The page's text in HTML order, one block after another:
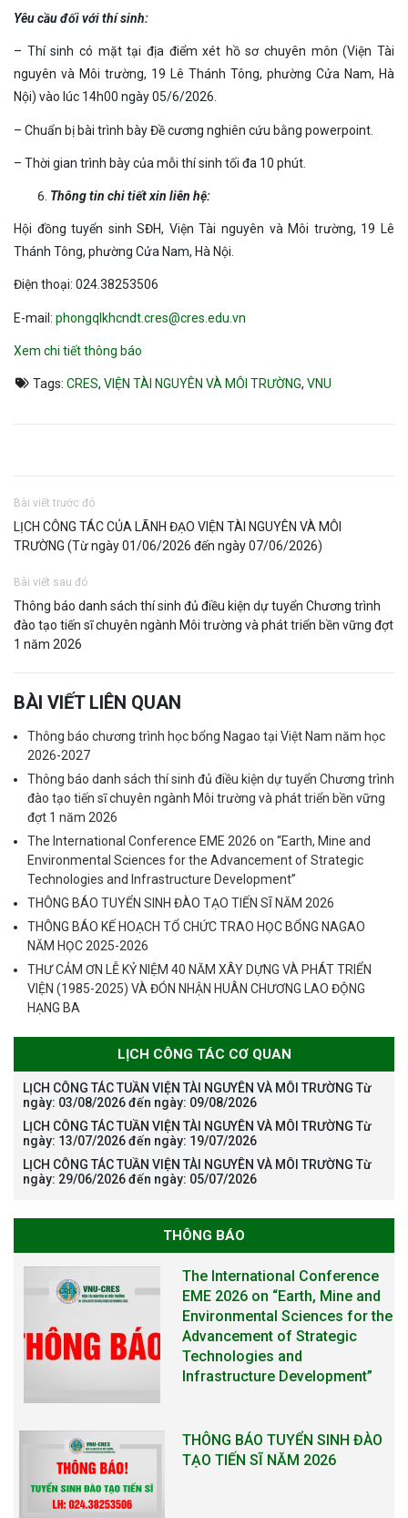
Yêu cầu đối với thí sinh:
– Thí sinh có mặt tại địa điểm xét hồ sơ chuyên môn (Viện Tài
nguyên và Môi trường, 19 Lê Thánh Tông, phường Cửa Nam, Hà
Nội) vào lúc 14h00 ngày 05/6/2026.
– Chuẩn bị bài trình bày Đề cương nghiên cứu bằng powerpoint.
– Thời gian trình bày của mỗi thí sinh tối đa 10 phút.
Thông tin chi tiết xin liên hệ:
Hội đồng tuyển sinh SĐH, Viện Tài nguyên và Môi trường, 19 Lê
Thánh Tông, phường Cửa Nam, Hà Nội.
Điện thoại: 024.38253506
E-mail: phongqlkhcndt.cres@cres.edu.vn
Xem chi tiết thông báo
Tags: CRES, VIỆN TÀI NGUYÊN VÀ MÔI TRƯỜNG, VNU
Bài viết trước đó
LỊCH CÔNG TÁC CỦA LÃNH ĐẠO VIỆN TÀI NGUYÊN VÀ MÔI
TRƯỜNG (Từ ngày 01/06/2026 đến ngày 07/06/2026)
Bài viết sau đó
Thông báo danh sách thí sinh đủ điều kiện dự tuyển Chương trình
đào tạo tiến sĩ chuyên ngành Môi trường và phát triển bền vững đợt
1 năm 2026
BÀI VIẾT LIÊN QUAN
Thông báo chương trình học bổng Nagao tại Việt Nam năm học
2026-2027
Thông báo danh sách thí sinh đủ điều kiện dự tuyển Chương trình
đào tạo tiến sĩ chuyên ngành Môi trường và phát triển bền vững
đợt 1 năm 2026
The International Conference EME 2026 on “Earth, Mine and
Environmental Sciences for the Advancement of Strategic
Technologies and Infrastructure Development”
THÔNG BÁO TUYỂN SINH ĐÀO TẠO TIẾN SĨ NĂM 2026
THÔNG BÁO KẾ HOẠCH TỔ CHỨC TRAO HỌC BỔNG NAGAO
NĂM HỌC 2025-2026
THƯ CẢM ƠN LỄ KỶ NIỆM 40 NĂM XÂY DỰNG VÀ PHÁT TRIỂN
VIỆN (1985-2025) VÀ ĐÓN NHẬN HUÂN CHƯƠNG LAO ĐỘNG
HẠNG BA
LỊCH CÔNG TÁC CƠ QUAN
LỊCH CÔNG TÁC TUẦN VIỆN TÀI NGUYÊN VÀ MÔI TRƯỜNG Từ
ngày: 03/08/2026 đến ngày: 09/08/2026
LỊCH CÔNG TÁC TUẦN VIỆN TÀI NGUYÊN VÀ MÔI TRƯỜNG Từ
ngày: 13/07/2026 đến ngày: 19/07/2026
LỊCH CÔNG TÁC TUẦN VIỆN TÀI NGUYÊN VÀ MÔI TRƯỜNG Từ
ngày: 29/06/2026 đến ngày: 05/07/2026
THÔNG BÁO
THÔNG BÁO TUYỂN SINH ĐÀO
TẠO TIẾN SĨ NĂM 2026
NĂM HỌC 2025-2026